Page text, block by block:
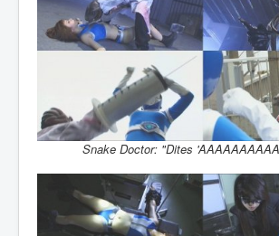
Snake Doctor: "Dites